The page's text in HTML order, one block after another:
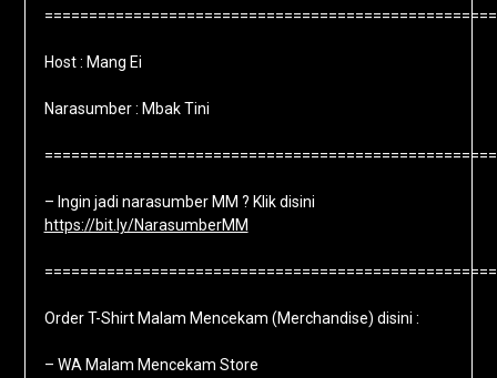
Host : Mang Ei
Narasumber : Mbak Tini
– Ingin jadi narasumber MM ? Klik disini
https://bit.ly/NarasumberMM
Order T-Shirt Malam Mencekam (Merchandise) disini :
– WA Malam Mencekam Store